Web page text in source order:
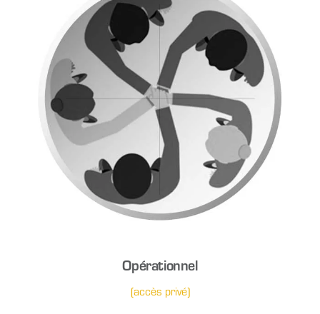
Opérationnel
(accès privé)